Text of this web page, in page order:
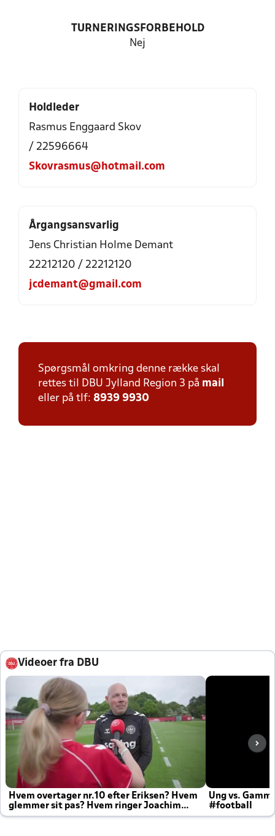
TURNERINGSFORBEHOLD
Nej
Holdleder
Rasmus Enggaard Skov
/ 22596664
Skovrasmus@hotmail.com
Årgangsansvarlig
Jens Christian Holme Demant
22212120 / 22212120
jcdemant@gmail.com
Spørgsmål omkring denne række skal
rettes til DBU Jylland Region 3 på mail
eller på tlf: 8939 9930
Videoer fra DBU
Hvem overtager nr.10 efter Eriksen? Hvem
glemmer sit pas? Hvem ringer Joachim
altid til efter kampe?
Ung vs.
#football